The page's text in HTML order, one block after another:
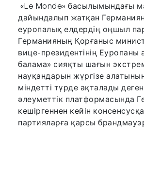
«Le Monde» басылымындағы
дайындалып жатқан
еуропалық елдердің оңшыл
Германияның Қорғаныс
вице-президентінің
балама» сияқты шағын
науқандарын жүргізе
міндетті түрде ақталады
әлеуметтік платформасында
кешіргеннен кейін
партияларға қарсы